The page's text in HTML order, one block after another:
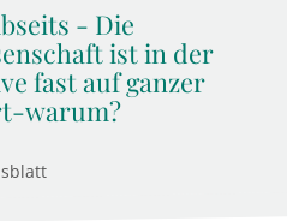
- Die
ist in der
fast auf ganzer
warum?